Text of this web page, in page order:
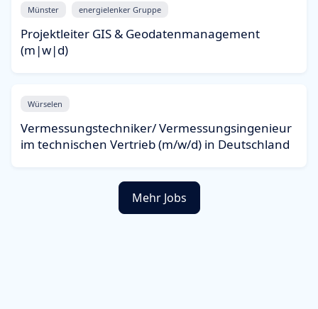
Münster energielenker Gruppe
Projektleiter GIS & Geodatenmanagement
(m|w|d)
Würselen
Vermessungstechniker/ Vermessungsingenieur
im technischen Vertrieb (m/w/d) in Deutschland
Mehr Jobs